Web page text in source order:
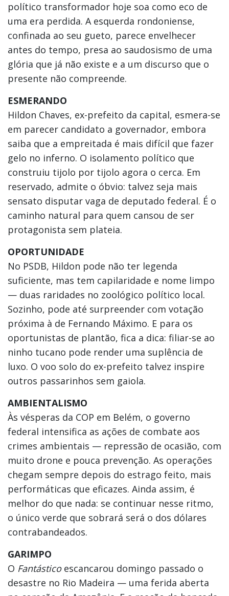
político transformador hoje soa como eco de
uma era perdida. A esquerda rondoniense,
confinada ao seu gueto, parece envelhecer
antes do tempo, presa ao saudosismo de uma
glória que já não existe e a um discurso que o
presente não compreende.
ESMERANDO
Hildon Chaves, ex-prefeito da capital, esmera-se
em parecer candidato a governador, embora
saiba que a empreitada é mais difícil que fazer
gelo no inferno. O isolamento político que
construiu tijolo por tijolo agora o cerca. Em
reservado, admite o óbvio: talvez seja mais
sensato disputar vaga de deputado federal. É o
caminho natural para quem cansou de ser
protagonista sem plateia.
OPORTUNIDADE
No PSDB, Hildon pode não ter legenda
suficiente, mas tem capilaridade e nome limpo
— duas raridades no zoológico político local.
Sozinho, pode até surpreender com votação
próxima à de Fernando Máximo. E para os
oportunistas de plantão, fica a dica: filiar-se ao
ninho tucano pode render uma suplência de
luxo. O voo solo do ex-prefeito talvez inspire
outros passarinhos sem gaiola.
AMBIENTALISMO
Às vésperas da COP em Belém, o governo
federal intensifica as ações de combate aos
crimes ambientais — repressão de ocasião, com
muito drone e pouca prevenção. As operações
chegam sempre depois do estrago feito, mais
performáticas que eficazes. Ainda assim, é
melhor do que nada: se continuar nesse ritmo,
o único verde que sobrará será o dos dólares
contrabandeados.
GARIMPO
O Fantásticoescancarou domingo passado o
desastre no Rio Madeira — uma ferida aberta